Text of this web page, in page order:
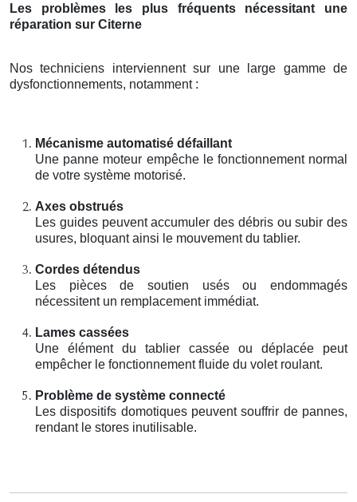
Les problèmes les plus fréquents nécessitant une
réparation sur Citerne
Nos techniciens interviennent sur une large gamme de
dysfonctionnements, notamment :
Mécanisme automatisé défaillant
Une panne moteur empêche le fonctionnement normal
de votre système motorisé.
Axes obstrués
Les guides peuvent accumuler des débris ou subir des
usures, bloquant ainsi le mouvement du tablier.
Cordes détendus
Les pièces de soutien usés ou endommagés
nécessitent un remplacement immédiat.
Lames cassées
Une élément du tablier cassée ou déplacée peut
empêcher le fonctionnement fluide du volet roulant.
Problème de système connecté
Les dispositifs domotiques peuvent souffrir de pannes,
rendant le stores inutilisable.